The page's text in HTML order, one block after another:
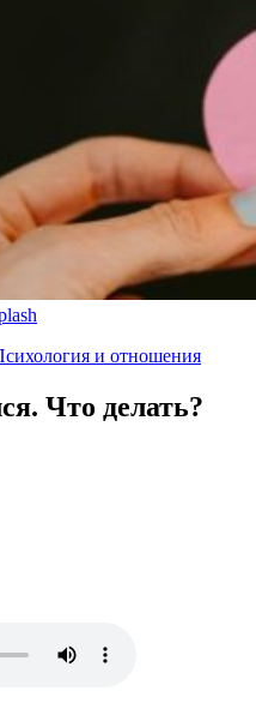
и отношения
Что делать?